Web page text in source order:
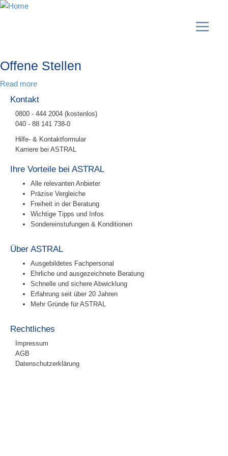
Offene Stellen
Read more
Kontakt
0800 - 444 2004 (kostenlos)
040 - 88 141 738-0
Hilfe- & Kontaktformular
Karriere bei ASTRAL
Ihre Vorteile bei ASTRAL
Alle relevanten Anbieter
Präzise Vergleiche
Freiheit in der Beratung
Wichtige Tipps und Infos
Sondereinstufungen & Konditionen
Über ASTRAL
Ausgebildetes Fachpersonal
Ehrliche und ausgezeichnete Beratung
Schnelle und sichere Abwicklung
Erfahrung seit über 20 Jahren
Mehr Gründe für ASTRAL
Rechtliches
Impressum
AGB
Datenschutzerklärung